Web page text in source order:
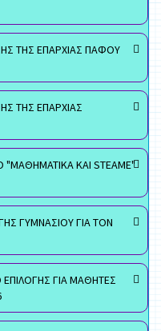
ΤΗΣ ΕΠΑΡΧΙΑΣ ΠΑΦΟΥ
ΤΗΣ ΕΠΑΡΧΙΑΣ
ΚΑΙ STEAME"
ΓΥΜΝΑΣΙΟΥ ΓΙΑ ΤΟΝ
ΓΙΑ ΜΑΘΗΤΕΣ